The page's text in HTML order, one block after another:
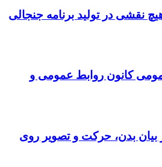
نقشی در تولید برنامه جنجالی
کانون روابط عمومی و
بیان بدن، حرکت و تصویر روی